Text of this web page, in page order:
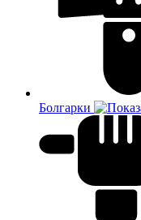
Болгарки